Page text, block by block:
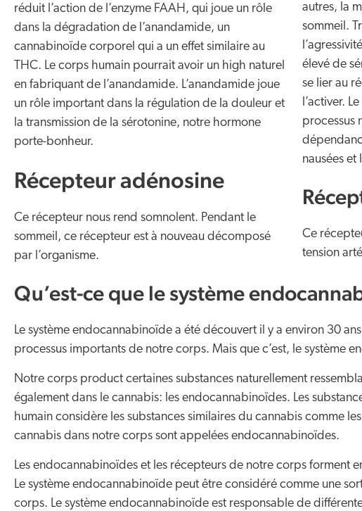
réduit l’action de l’enzyme FAAH, qui joue un rôle
dans la dégradation de l’anandamide, un
cannabinoïde corporel qui a un effet similaire au
THC. Le corps humain pourrait avoir un high naturel
en fabriquant de l’anandamide. L’anandamide joue
un rôle important dans la régulation de la douleur et
la transmission de la sérotonine, notre hormone
porte-bonheur.
Récepteur adénosine
Ce récepteur nous rend somnolent. Pendant le
sommeil, ce récepteur est à nouveau décomposé
par l’organisme.
autres, la
sommeil.
élevé de
se lier au
l’activer.
processus
nausées
Ce
tension
Qu’est-ce que le système
Le système endocannabinoïde a été découvert il y a environ 30
processus importants de notre corps. Mais que c’est, le système
Notre corps product certaines substances naturellement
également dans le cannabis: les endocannabinoïdes. Les
humain considère les substances similaires du cannabis comme
cannabis dans notre corps sont appelées endocannabinoïdes.
Les endocannabinoïdes et les récepteurs de notre corps forment
Le système endocannabinoïde peut être considéré comme une
corps. Le système endocannabinoïde est responsable de